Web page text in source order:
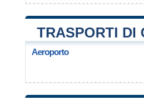
TRASPORTI DI
Aeroporto